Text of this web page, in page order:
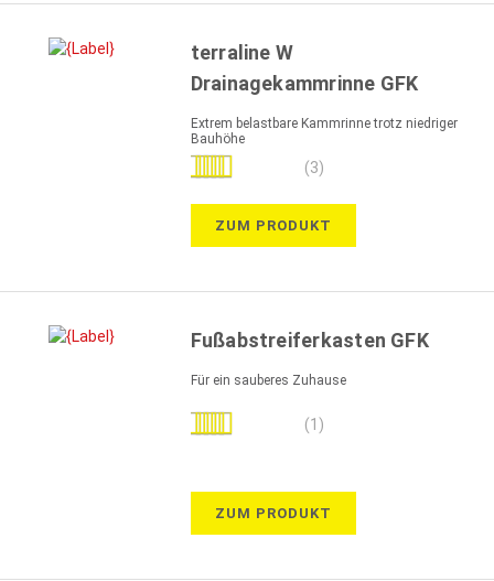
terraline W
Drainagekammrinne GFK
Extrem belastbare Kammrinne trotz niedriger
Bauhöhe
Bewertung:
(3)
ZUM PRODUKT
Fußabstreiferkasten GFK
Für ein sauberes Zuhause
Bewertung: (1)
ZUM PRODUKT